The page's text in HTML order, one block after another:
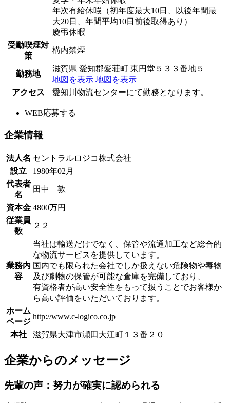
年次有給休暇（初年度最大10日、以後年間最
大20日、年間平均10日前後取得あり）
慶弔休暇
受動喫煙対
策
構内禁煙
勤務地
滋賀県 愛知郡愛荘町 東円堂５３３番地５
地図を表示 地図を表示
アクセス
愛知川物流センターにて勤務となります。
WEB応募する
企業情報
法人名 セントラルロジコ株式会社
設立
1980年02月
代表者
名
田中 敦
資本金 4800万円
従業員
数
２２
業務内
容
当社は輸送だけでなく、保管や流通加工など総合的
な物流サービスを提供しています。
国内でも限られた会社でしか扱えない危険物や毒物
及び劇物の保管が可能な倉庫を完備しており、
有資格者が高い安全性をもって扱うことでお客様か
ら高い評価をいただいております。
ホーム
ページ
http://www.c-logico.co.jp
本社 滋賀県大津市瀬田大江町１３番２０
企業からのメッセージ
先輩の声：努力が確実に認められる